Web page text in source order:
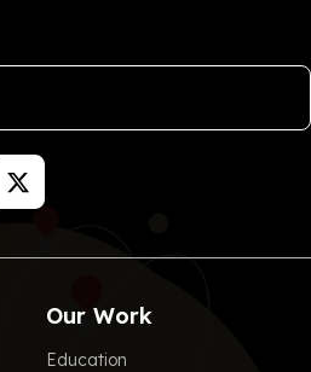
Our Work
Education